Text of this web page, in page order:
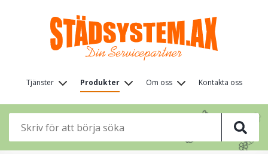
huvudinnehåll
Huvudmeny
(nivå
1)
Tjänster Produkter Om oss Kontakta oss
🌸
🌸
🌸
🌸
🌸
🌸